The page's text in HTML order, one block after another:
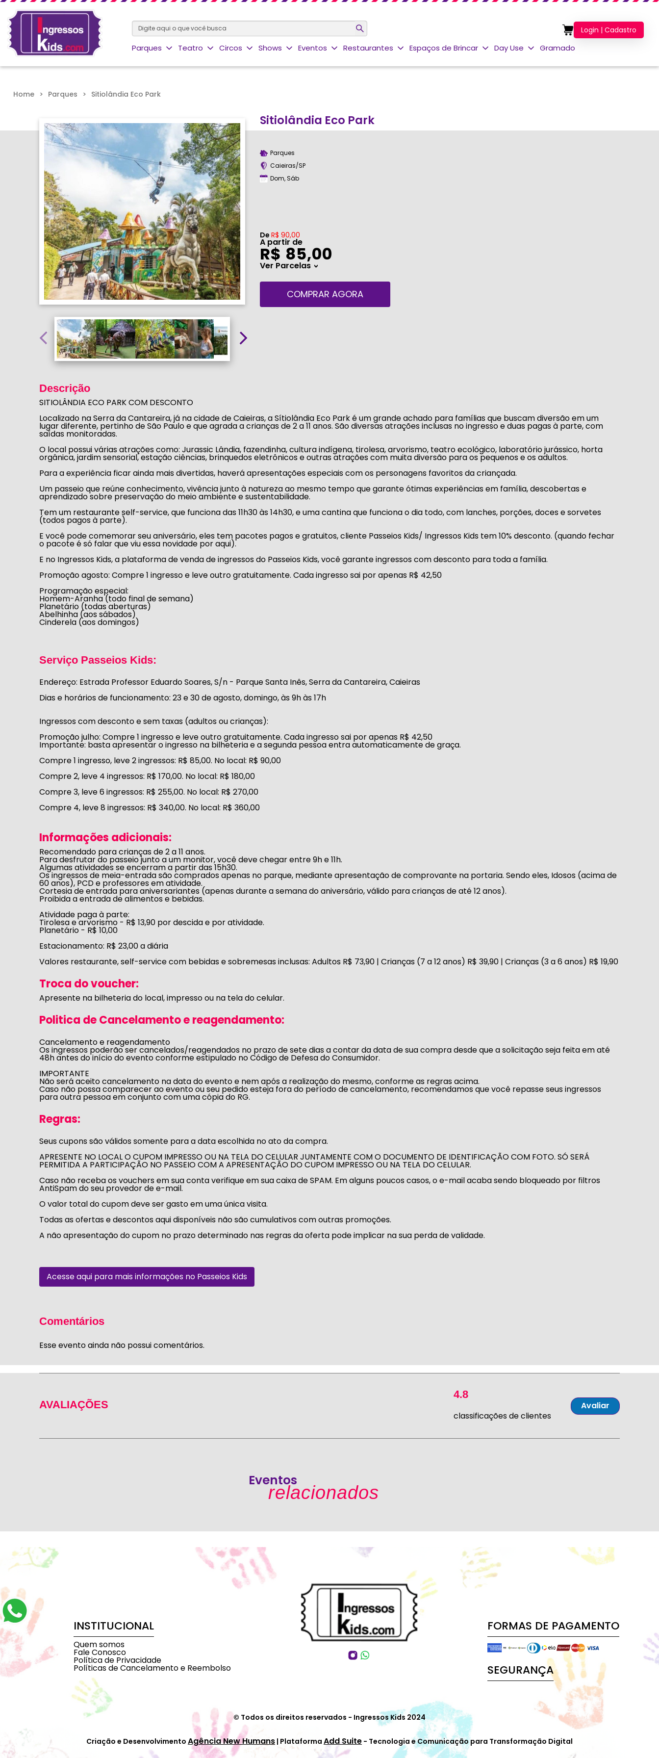
Parques Teatro Circos Shows Eventos Restaurantes Espaços de Brincar Day Use Gramado
Login | Cadastro
Home > Parques > Sitiolândia Eco Park
Sitiolândia Eco Park
Parques
Caieiras/SP
Dom, Sáb
De R$ 90,00
A partir de
R$ 85,00
Ver Parcelas>
COMPRAR AGORA
Descrição
SITIOLÂNDIA ECO PARK COM DESCONTO
Localizado na Serra da Cantareira, já na cidade de Caieiras, aSítiolândia Eco Parké um grande achado para famílias que buscam diversão em um
lugar diferente, pertinho de São Paulo e que agrada a crianças de 2 a 11 anos. São diversas atrações inclusas no ingresso e duas pagas à parte, com
saídas monitoradas.
O local possui várias atrações como: Jurassic Lândia, fazendinha,cultura indígena, tirolesa,arvorismo, teatro ecológico, laboratório jurássico, horta
orgânica,jardim sensorial,estação ciências, brinquedos eletrônicose outras atrações com muita diversão para os pequenos e os adultos.
Para a experiência ficar ainda mais divertidas, haverá apresentações especiais com os personagens favoritos da criançada.
Um passeio que reúne conhecimento, vivência junto à natureza ao mesmo tempo que garante ótimas experiências em família, descobertas e
aprendizado sobre preservação do meio ambiente e sustentabilidade.
Tem um restaurante self-service, que funciona das 11h30 às 14h30, e uma cantina que funciona o dia todo, com lanches, porções, doces e sorvetes
(todos pagos à parte).
E você pode comemorar seu aniversário, eles tem pacotes pagos e gratuitos, cliente Passeios Kids/ Ingressos Kids tem 10% desconto. (quando fechar
o pacote é só falar que viu essa novidade por aqui).
E no Ingressos Kids, a plataforma de venda de ingressos do Passeios Kids, você garante ingressos com desconto para toda a família.
Promoção agosto: Compre 1 ingresso e leve outro gratuitamente. Cada ingresso sai por apenas R$ 42,50
Programação especial:
Homem-Aranha (todo final de semana)
Planetário (todas aberturas)
Abelhinha (aos sábados)
Cinderela (aos domingos)
Serviço Passeios Kids:
Endereço: Estrada Professor Eduardo Soares, S/n - Parque Santa Inês, Serra da Cantareira, Caieiras
Dias e horários de funcionamento: 23 e 30 de agosto, domingo, às 9h às 17h
Ingressos com desconto e sem taxas (adultos ou crianças):
Promoção julho: Compre 1 ingresso e leve outro gratuitamente. Cada ingresso sai por apenas R$ 42,50
Importante: basta apresentar o ingresso na bilheteria e a segunda pessoa entra automaticamente de graça.
Compre 1 ingresso, leve 2 ingressos: R$ 85,00. No local: R$ 90,00
Compre 2, leve 4 ingressos: R$ 170,00. No local: R$ 180,00
Compre 3, leve 6 ingressos: R$ 255,00. No local: R$ 270,00
Compre 4, leve 8 ingressos: R$ 340,00. No local: R$ 360,00
Informações adicionais:
Recomendado para crianças de 2 a 11 anos.
Para desfrutar do passeio junto a um monitor, você deve chegar entre 9h e 11h.
Algumas atividades se encerram a partir das 15h30.
Os ingressos de meia-entrada são comprados apenas no parque, mediante apresentação de comprovante na portaria. Sendo eles, Idosos (acima de
60 anos), PCD e professores em atividade.
Cortesia de entrada para aniversariantes (apenas durante a semana do aniversário, válido para crianças de até 12 anos).
Proibida a entrada de alimentos e bebidas.
Atividade paga à parte:
Tirolesa e arvorismo - R$ 13,90 por descida e por atividade.
Planetário - R$ 10,00
Estacionamento: R$ 23,00 a diária
Valores restaurante, self-service com bebidas e sobremesas inclusas: Adultos R$ 73,90 | Crianças (7 a 12 anos) R$ 39,90 | Crianças (3 a 6 anos) R$ 19,90
Troca do voucher:
Apresente na bilheteria do local, impresso ou na tela do celular.
Politica de Cancelamento e reagendamento:
Cancelamento e reagendamento
Os ingressos poderão ser cancelados/reagendados no prazo de sete dias a contar da data de sua compra desde que a solicitação seja feita em até
48h antes do início do evento conforme estipulado noCódigo de Defesa do Consumidor.
IMPORTANTE
Não será aceito cancelamento na data do evento e nem após a realização do mesmo, conforme as regras acima.
Caso não possa comparecer ao evento ou seu pedido esteja fora do período de cancelamento, recomendamos que você repasse seus ingressos
para outra pessoa em conjunto com uma cópia do RG.
Regras:
Seus cupons são válidos somente para a data escolhida no ato da compra.
APRESENTE NO LOCAL O CUPOM IMPRESSO OU NA TELA DO CELULAR JUNTAMENTE COM O DOCUMENTO DE IDENTIFICAÇÃO COM FOTO. SÓ SERÁ
PERMITIDA A PARTICIPAÇÃO NO PASSEIO COM A APRESENTAÇÃO DO CUPOM IMPRESSO OU NA TELA DO CELULAR.
Caso não receba os vouchers em sua conta verifique em sua caixa de SPAM. Em alguns poucos casos, o e-mail acaba sendo bloqueado por filtros
AntiSpam do seu provedor de e-mail.
O valor total do cupom deve ser gasto em uma única visita.
Todas as ofertas e descontos aqui disponíveis não são cumulativos com outras promoções.
A não apresentação do cupom no prazo determinado nas regras da oferta pode implicar na sua perda de validade.
Acesse aqui para mais informações no Passeios Kids
Comentários
Esse evento ainda não possui comentários.
AVALIAÇÕES
4.8
classificações de clientes
Avaliar
Eventos
relacionados
INSTITUCIONAL
Quem somos
Fale Conosco
Política de Privacidade
Políticas de Cancelamento e Reembolso
FORMAS DE PAGAMENTO
SEGURANÇA
© Todos os direitos reservados - Ingressos Kids 2024
Criação e Desenvolvimento Agência New Humans | Plataforma Add Suite - Tecnologia e Comunicação para Transformação Digital